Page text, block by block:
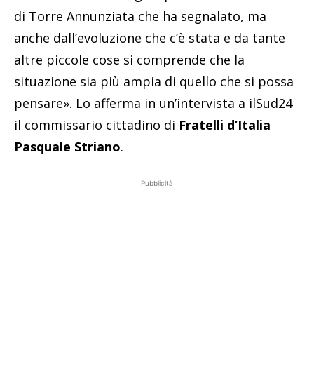
di Torre Annunziata che ha segnalato, ma
anche dall’evoluzione che c’è stata e da tante
altre piccole cose si comprende che la
situazione sia più ampia di quello che si possa
pensare». Lo afferma in un’intervista a ilSud24
il commissario cittadino di Fratelli d’Italia
Pasquale Striano.
Pubblicità